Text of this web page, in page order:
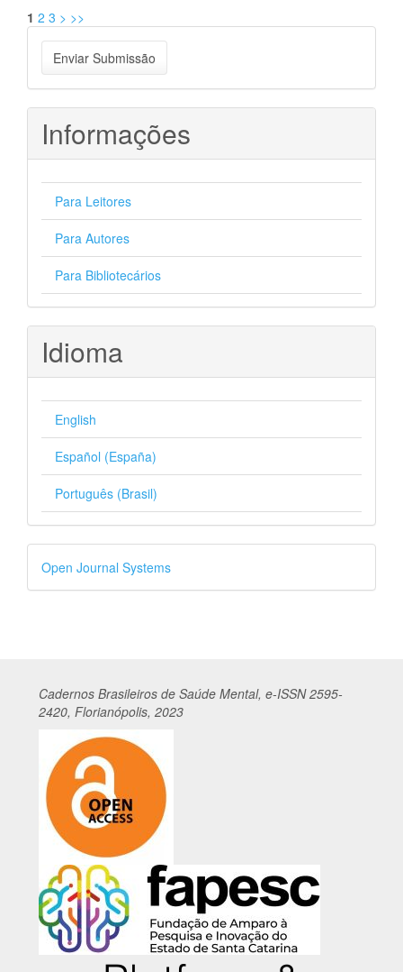
1 2 3 > >>
Enviar
Submissão
Enviar Submissão
Informações
Para Leitores
Para Autores
Para Bibliotecários
Idioma
English
Español (España)
Português (Brasil)
Desenvolvido
por
Open Journal Systems
Cadernos Brasileiros de Saúde Mental, e-ISSN 2595-
2420, Florianópolis, 2023